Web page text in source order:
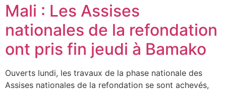
Mali : Les Assises
nationales de la refondation
ont pris fin jeudi à Bamako
Ouverts lundi, les travaux de la phase nationale des
Assises nationales de la refondation se sont achevés,